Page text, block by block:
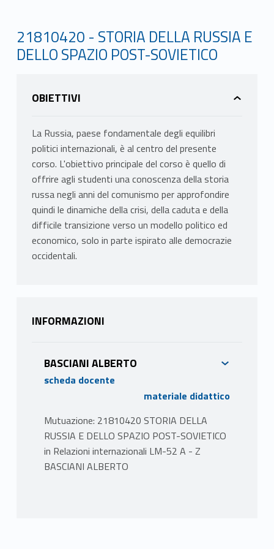
21810420 - STORIA DELLA RUSSIA E
DELLO SPAZIO POST-SOVIETICO
OBIETTIVI
La Russia, paese fondamentale degli equilibri
politici internazionali, è al centro del presente
corso. L'obiettivo principale del corso è quello di
offrire agli studenti una conoscenza della storia
russa negli anni del comunismo per approfondire
quindi le dinamiche della crisi, della caduta e della
difficile transizione verso un modello politico ed
economico, solo in parte ispirato alle democrazie
occidentali.
INFORMAZIONI
BASCIANI ALBERTO
scheda docente
materiale didattico
Mutuazione: 21810420 STORIA DELLA
RUSSIA E DELLO SPAZIO POST-SOVIETICO
in Relazioni internazionali LM-52 A - Z
BASCIANI ALBERTO